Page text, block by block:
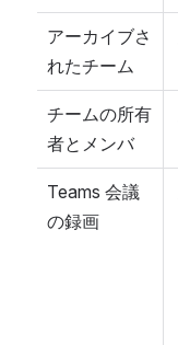
アーカイブさ
れたチーム
チームの所有
者とメンバ
Teams 会議
の録画